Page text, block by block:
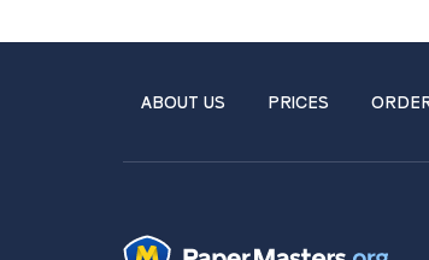
ABOUT US PRICES